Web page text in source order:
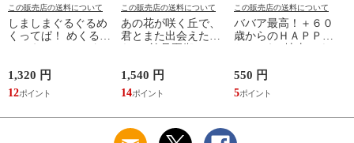
この販売店の送料について
しましまぐるぐるめ
くってぱ！ めくるし
1,320 円
12
この販売店の送料について
あの花が咲く丘で、
君とまた出会えた
1,540 円
14
この販売店の送料について
ババア最高！＋６０
歳からのＨＡＰＰＹ
550 円
5